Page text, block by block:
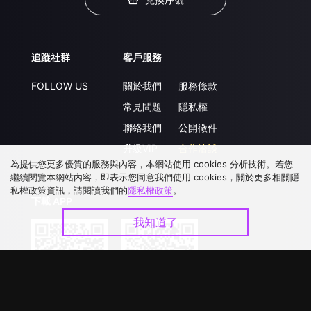
追蹤社群
FOLLOW US
客戶服務
關於我們
常見問題
聯絡我們
升級VIP
服務條款
隱私權
公開徵件
合作洽談
為提供您更多優質的服務與內容，本網站使用 cookies 分析技術。若您
繼續閱覽本網站內容，即表示您同意我們使用 cookies，關於更多相關隱
私權政策資訊，請閱讀我們的隱私權政策。
我知道了